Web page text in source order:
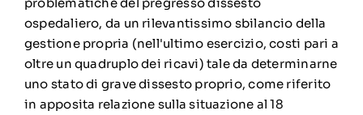
ospedaliero, da un rilevantissimo sbilancio della
gestione propria (nell'ultimo esercizio, costi pari a
oltre un quadruplo dei ricavi) tale da determinarne
uno stato di grave dissesto proprio, come riferito
in apposita relazione sulla situazione al 18